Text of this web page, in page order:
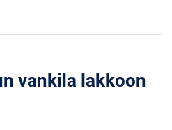
vankila lakkoon